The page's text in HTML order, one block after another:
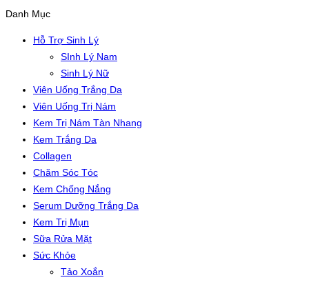
Danh Mục
Hỗ Trợ Sinh Lý
SInh Lý Nam
Sinh Lý Nữ
Viên Uống Trắng Da
Viên Uống Trị Nám
Kem Trị Nám Tàn Nhang
Kem Trắng Da
Collagen
Chăm Sóc Tóc
Kem Chống Nắng
Serum Dưỡng Trắng Da
Kem Trị Mụn
Sữa Rửa Mặt
Sức Khỏe
Tảo Xoắn